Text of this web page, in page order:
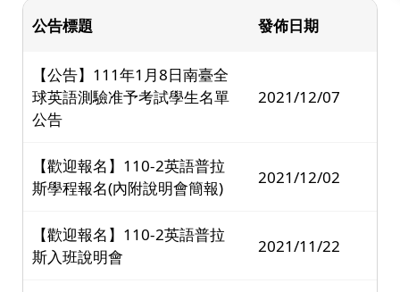
公告標題 發佈日期
【公告】111年1月8日南臺全
球英語測驗准予考試學生名單
公告
2021/12/07
【歡迎報名】110-2英語普拉
斯學程報名(內附說明會簡報)
2021/12/02
【歡迎報名】110-2英語普拉
斯入班說明會
2021/11/22